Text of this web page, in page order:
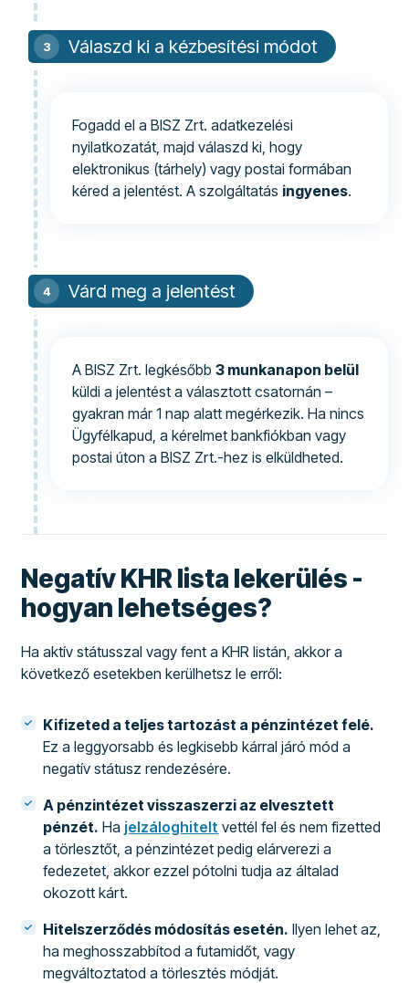
Válaszd ki a kézbesítési módot
Fogadd el a BISZ Zrt. adatkezelési
nyilatkozatát, majd válaszd ki, hogy
elektronikus (tárhely) vagy postai formában
kéred a jelentést. A szolgáltatás ingyenes.
Várd meg a jelentést
A BISZ Zrt. legkésőbb3 munkanapon belül
küldi a jelentést a választott csatornán –
gyakran már 1 nap alatt megérkezik. Ha nincs
Ügyfélkapud, a kérelmet bankfiókban vagy
postai úton a BISZ Zrt.-hez is elküldheted.
Negatív KHR lista lekerülés -
hogyan lehetséges?
Ha aktív státusszal vagy fent a KHR listán, akkor a
következő esetekben kerülhetsz le erről:
Kifizeted a teljes tartozást a pénzintézet felé.
Ez a leggyorsabb és legkisebb kárral járó mód a
negatív státusz rendezésére.
A pénzintézet visszaszerzi az elvesztett
pénzét. Ha jelzáloghitelt vettél fel és nem fizetted
a törlesztőt, a pénzintézet pedig elárverezi a
fedezetet, akkor ezzel pótolni tudja az általad
okozott kárt.
Hitelszerződés módosítás esetén. Ilyen lehet az,
ha meghosszabbítod a futamidőt, vagy
megváltoztatod a törlesztés módját.